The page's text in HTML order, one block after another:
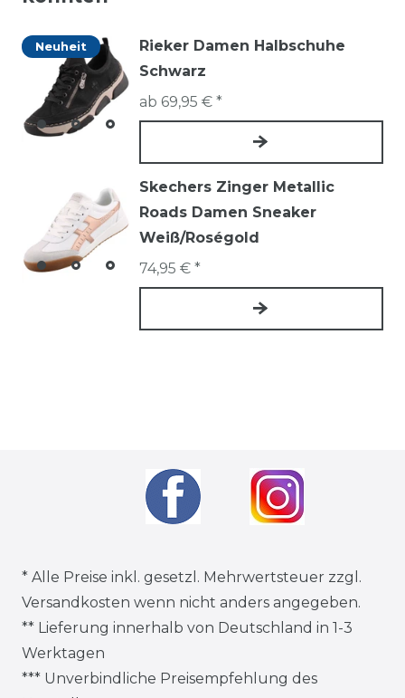
Neuheit
Rieker Damen Halbschuhe
Schwarz
ab 69,95 € *
Skechers Zinger Metallic
Roads Damen Sneaker
Weiß/Roségold
74,95 € *
* Alle Preise inkl. gesetzl. Mehrwertsteuer zzgl.
Versandkosten wenn nicht anders angegeben.
** Lieferung innerhalb von Deutschland in 1-3
Werktagen
*** Unverbindliche Preisempfehlung des